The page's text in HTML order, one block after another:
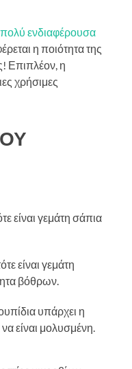
πολύ ενδιαφέρουσα
η ποιότητα της
Επιπλέον, η
χρήσιμες
είναι γεμάτη σάπια
είναι γεμάτη
βόθρων.
υπάρχει η
είναι μολυσμένη.